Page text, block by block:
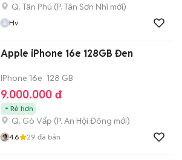
Q. Tân Phú (P. Tân Sơn Nhì mới)
Hv
Apple iPhone 16e 128GB Đen
IPhone 16e 128 GB
9.000.000 đ
Rẻ hơn
Q. Gò Vấp (P. An Hội Đông mới)
4.6 29 đã bán